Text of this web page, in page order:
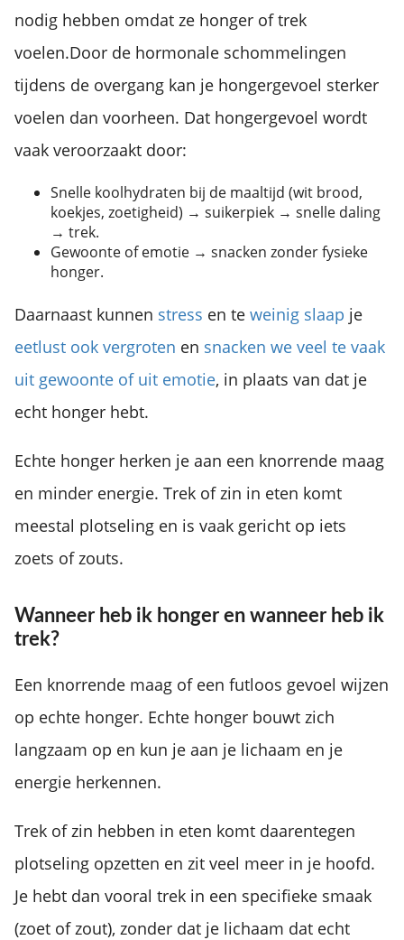
nodig hebben omdat ze honger of trek
voelen.Door de hormonale schommelingen
tijdens de overgang kan je hongergevoel sterker
voelen dan voorheen. Dat hongergevoel wordt
vaak veroorzaakt door:
Snelle koolhydraten bij de maaltijd (wit brood,
koekjes, zoetigheid) → suikerpiek → snelle daling
→ trek.
Gewoonte of emotie → snacken zonder fysieke
honger.
Daarnaast kunnen stress en te weinig slaap je
eetlust ook vergroten en snacken we veel te vaak
uit gewoonte of uit emotie, in plaats van dat je
echt honger hebt.
Echte honger herken je aan een knorrende maag
en minder energie. Trek of zin in eten komt
meestal plotseling en is vaak gericht op iets
zoets of zouts.
Wanneer heb ik honger en wanneer heb ik
trek?
Een knorrende maag of een futloos gevoel wijzen
op echte honger. Echte honger bouwt zich
langzaam op en kun je aan je lichaam en je
energie herkennen.
Trek of zin hebben in eten komt daarentegen
plotseling opzetten en zit veel meer in je hoofd.
Je hebt dan vooral trek in een specifieke smaak
(zoet of zout), zonder dat je lichaam dat echt